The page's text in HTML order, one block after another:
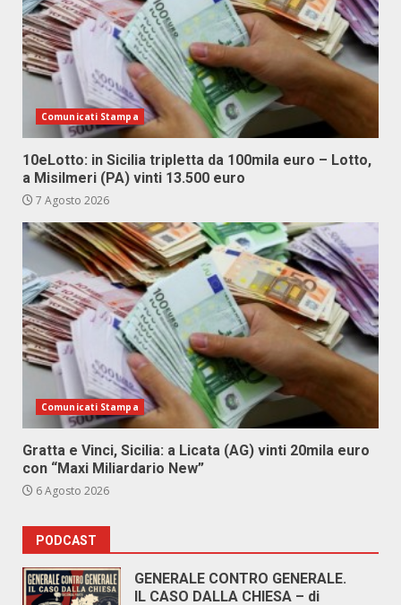
Comunicati Stampa
10eLotto: in Sicilia tripletta da 100mila euro – Lotto,
a Misilmeri (PA) vinti 13.500 euro
7 Agosto 2026
Comunicati Stampa
Gratta e Vinci, Sicilia: a Licata (AG) vinti 20mila euro
con “Maxi Miliardario New”
6 Agosto 2026
PODCAST
GENERALE CONTRO GENERALE.
IL CASO DALLA CHIESA – di